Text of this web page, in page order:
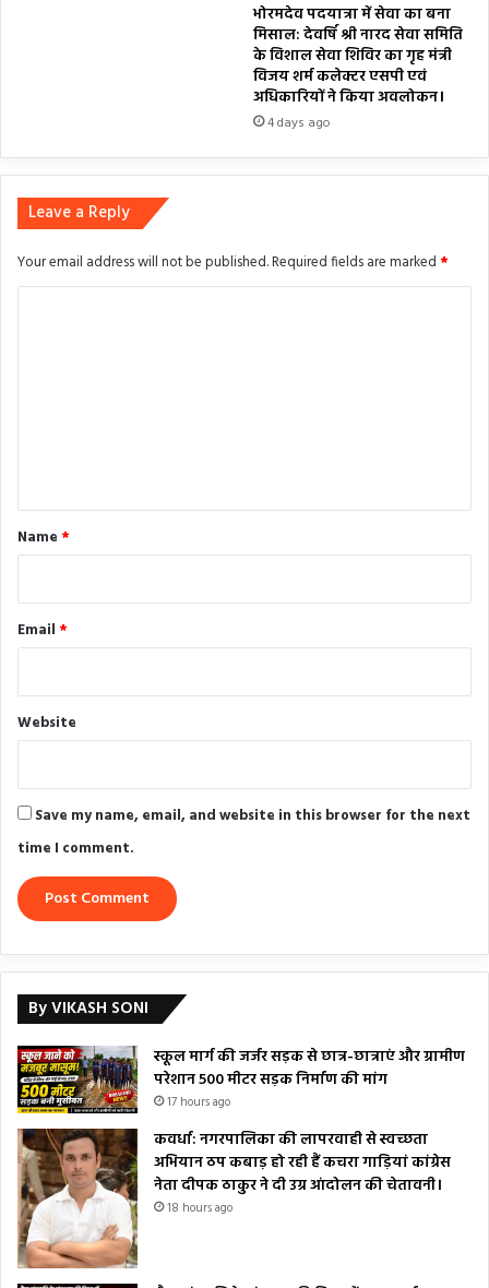
भोरमदेव पदयात्रा में सेवा का बना
मिसाल: देवर्षि श्री नारद सेवा समिति
के विशाल सेवा शिविर का गृह मंत्री
विजय शर्म कलेक्टर एसपी एवं
अधिकारियों ने किया अवलोकन।
4 days ago
Leave a Reply
Your email address will not be published.Required fields are marked *
*
Name *
Email *
Website
Save my name, email, and website in this browser for the next
time I comment.
By VIKASH SONI
स्कूल मार्ग की जर्जर सड़क से छात्र-छात्राएं और ग्रामीण
परेशान 500 मीटर सड़क निर्माण की मांग
17 hours ago
कवर्धा: नगरपालिका की लापरवाही से स्वच्छता
अभियान ठप कबाड़ हो रही हैं कचरा गाड़ियां कांग्रेस
नेता दीपक ठाकुर ने दी उग्र आंदोलन की चेतावनी।
18 hours ago